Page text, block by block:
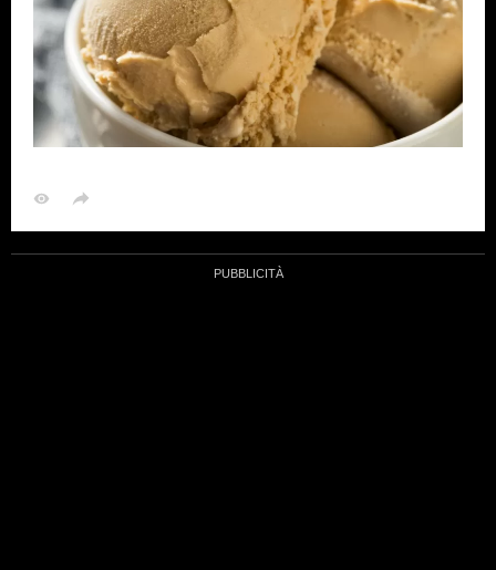
I gelati confezionati tanto quanto quelli artigianali
sono molto ricchi di calorie, con un lungo elenco di
ingredientiche includono spesso dolcificanti
artificiali e coloranti non meglio identificati. La
scelta migliore, allora, per evitare grassi inutili è
prepararsi una sana porzione di gelato fatto in
casa.
DIETA